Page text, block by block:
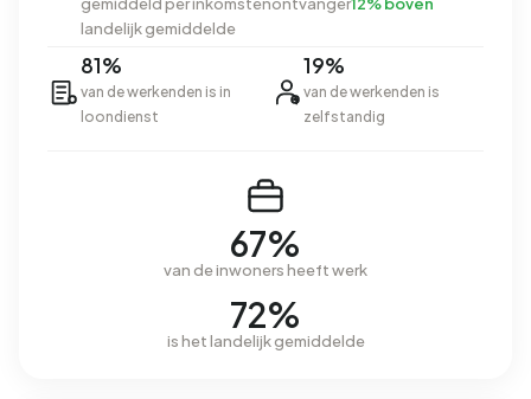
gemiddeld per inkomstenontvanger12% boven
landelijk gemiddelde
81%
van de werkenden is in
loondienst
19%
van de werkenden is
zelfstandig
67%
van de inwoners heeft werk
72%
is het landelijk gemiddelde